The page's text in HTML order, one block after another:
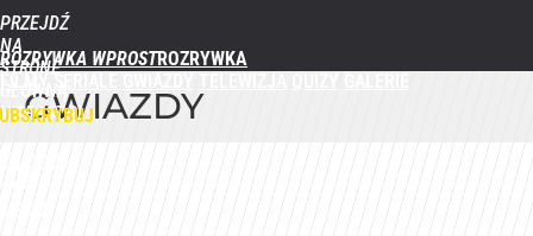
PRZEJDŹ
NA
STRONĘ
GŁÓWNĄ
WPROST.PL
ROZRYWKA WPROST
GWIAZDY